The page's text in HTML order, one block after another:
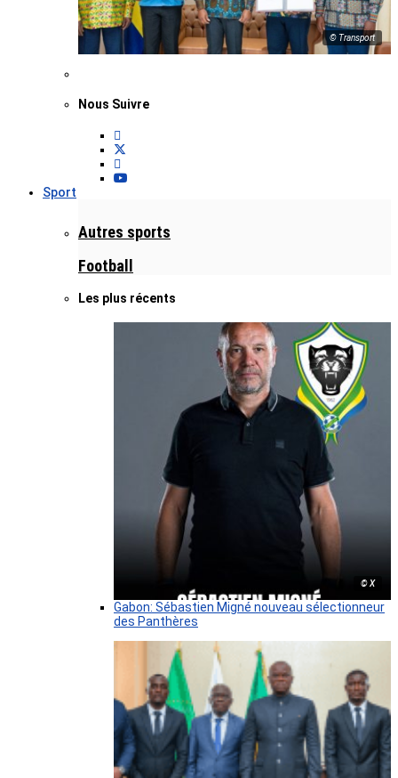
© Transport
Nous Suivre
Sport
Autres sports
Football
Les plus récents
© X
Gabon: Sébastien Migné nouveau sélectionneur
des Panthères